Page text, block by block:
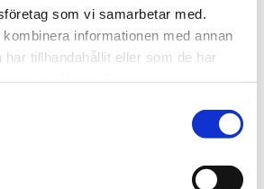
som vi samarbetar med.
informationen med annan
har tillhandahållit eller som de har